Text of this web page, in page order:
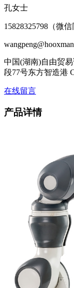
孔女士
15828325798（微信
中国(湖南)自由贸
段77号东方智造港
在线留言
产品详情